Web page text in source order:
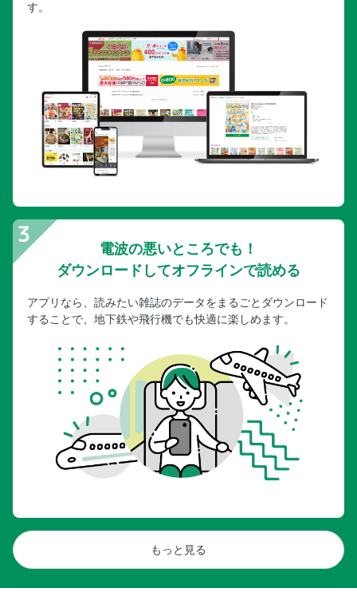
す。
電波の悪いところでも！
ダウンロードしてオフラインで読める
アプリなら、読みたい雑誌のデータをまるごとダウンロード
することで、地下鉄や飛行機でも快適に楽しめます。
もっと見る